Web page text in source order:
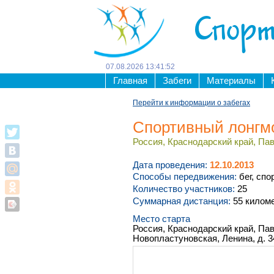
07 08 2026 13:41 :53
Главная Забеги Материалы
Перейти к информации о забегах
Спортивный
Россия, Краснодарский край,
Дата проведения: 12.10.2013
Способы передвижения: бег,
Количество участников: 25
Суммарная дистанция: 55
Место старта
Россия, Краснодарский край,
Новопластуновская, Ленина, д.